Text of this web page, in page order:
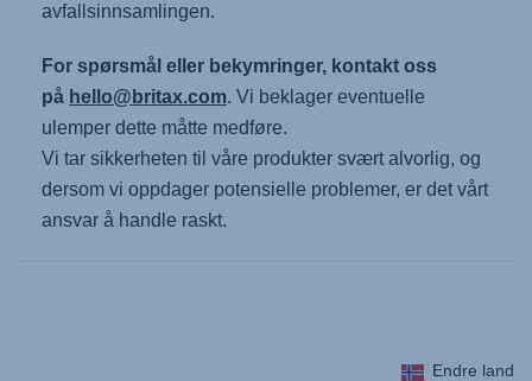
avfallsinnsamlingen.
For spørsmål eller bekymringer, kontakt oss
på hello@britax.com. Vi beklager eventuelle
ulemper dette måtte medføre.
Vi tar sikkerheten til våre produkter svært alvorlig, og
dersom vi oppdager potensielle problemer, er det vårt
ansvar å handle raskt.
Endre land